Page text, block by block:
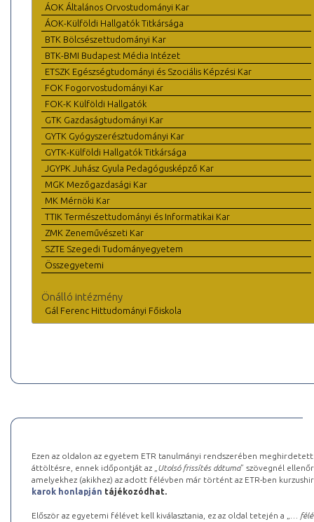
ÁOK Általános Orvostudományi Kar
ÁOK-Külföldi Hallgatók Titkársága
BTK Bölcsészettudományi Kar
BTK-BMI Budapest Média Intézet
ETSZK Egészségtudományi és Szociális Képzési Kar
FOK Fogorvostudományi Kar
FOK-K Külföldi Hallgatók
GTK Gazdaságtudományi Kar
GYTK Gyógyszerésztudományi Kar
GYTK-Külföldi Hallgatók Titkársága
JGYPK Juhász Gyula Pedagógusképző Kar
MGK Mezőgazdasági Kar
MK Mérnöki Kar
TTIK Természettudományi és Informatikai Kar
ZMK Zeneművészeti Kar
SZTE Szegedi Tudományegyetem
Összegyetemi
Önálló intézmény
Gál Ferenc Hittudományi Főiskola
Ezen az oldalon az egyetem ETR tanulmányi rendszerében
áttöltésre, ennek időpontját az „ Utolsó frissítés dátuma” szövegnél
amelyekhez (akikhez) az adott félévben már történt az ETR-ben
karok honlapján tájékozódhat.
Először az egyetemi félévet kell kiválasztania, ez az oldal tetején a „
…